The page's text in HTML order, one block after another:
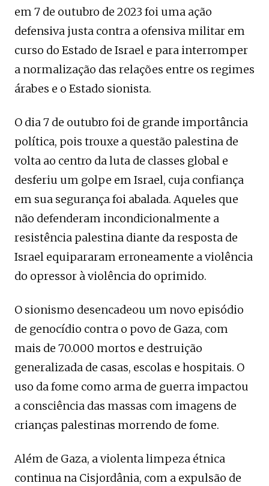
em 7 de outubro de 2023 foi uma ação
defensiva justa contra a ofensiva militar em
curso do Estado de Israel e para interromper
a normalização das relações entre os regimes
árabes e o Estado sionista.
O dia 7 de outubro foi de grande importância
política, pois trouxe a questão palestina de
volta ao centro da luta de classes global e
desferiu um golpe em Israel, cuja confiança
em sua segurança foi abalada. Aqueles que
não defenderam incondicionalmente a
resistência palestina diante da resposta de
Israel equipararam erroneamente a violência
do opressor à violência do oprimido.
O sionismo desencadeou um novo episódio
de genocídio contra o povo de Gaza, com
mais de 70.000 mortos e destruição
generalizada de casas, escolas e hospitais. O
uso da fome como arma de guerra impactou
a consciência das massas com imagens de
crianças palestinas morrendo de fome.
Além de Gaza, a violenta limpeza étnica
continua na Cisjordânia, com a expulsão de